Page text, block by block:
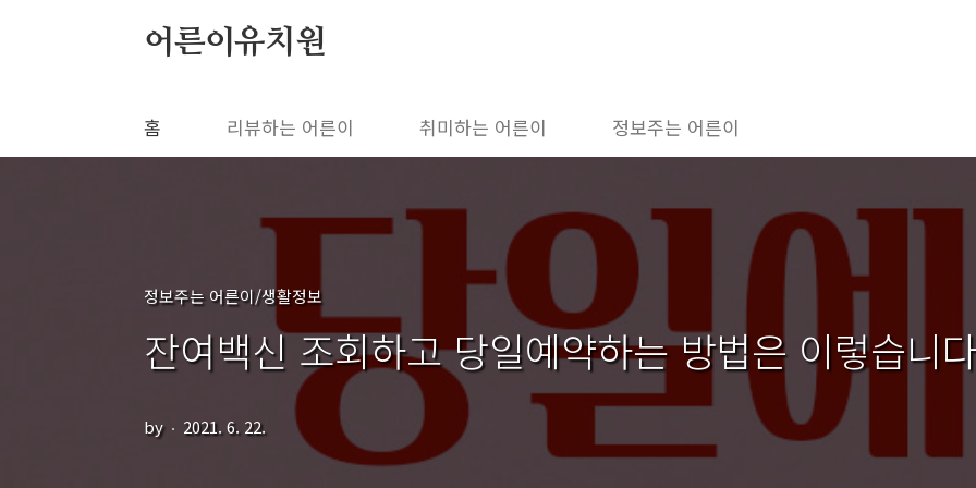
어른이유치원
홈 리뷰하는 어른이 취미하는 어른이 정보주는 어른이
정보주는 어른이/생활정보
잔여백신 조회하고 당일예약하는 방법은 이렇습니
by 2021. 6. 22.